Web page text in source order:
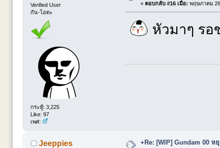
Verified User
กัน-โอตะ
กระทู้: 3,225
Like: 97
เพศ:
« ตอบกลับ #16 เมื่อ: พฤษภาคม
หัวมาๆ ร
Jeeppies +Re: [WIP] Gundam 00 ห